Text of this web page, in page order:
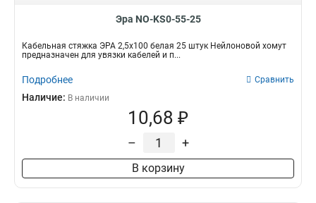
Эра NO-KS0-55-25
Кабельная стяжка ЭРА 2,5х100 белая 25 штук Нейлоновой хомут
предназначен для увязки кабелей и п...
Подробнее Сравнить
Наличие: В наличии
10,68 ₽
– +
В корзину